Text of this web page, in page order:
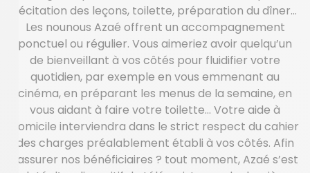
récitation des leçons, toilette, préparation du dîner…
Les nounous Azaé offrent un accompagnement
ponctuel ou régulier. Vous aimeriez avoir quelqu’un
de bienveillant à vos côtés pour fluidifier votre
quotidien, par exemple en vous emmenant au
cinéma, en préparant les menus de la semaine, en
vous aidant à faire votre toilette… Votre aide à
domicile interviendra dans le strict respect du cahier
des charges préalablement établi à vos côtés. Afin
rassurer nos bénéficiaires ? tout moment, Azaé s’est